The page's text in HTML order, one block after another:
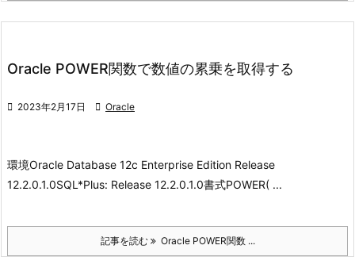
Oracle POWER関数で数値の累乗を取得する
 2023年2月17日  Oracle
環境Oracle Database 12c Enterprise Edition Release
12.2.0.1.0SQL*Plus: Release 12.2.0.1.0書式POWER( ...
記事を読む Oracle POWER関数 ...